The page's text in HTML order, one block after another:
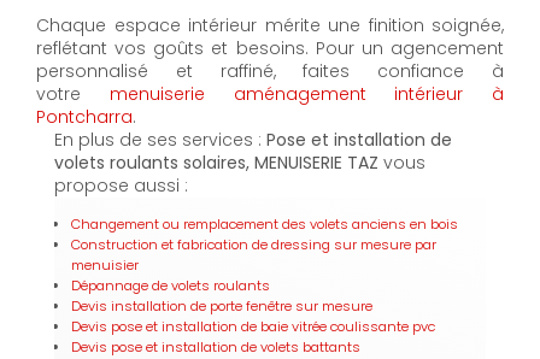
Chaque espace intérieur mérite une finition soignée,
reflétant vos goûts et besoins. Pour un agencement
personnalisé et raffiné, faites confiance à
votre menuiserie aménagement intérieur à
Pontcharra.
En plus de ses services : Pose et installation de
volets roulants solaires, MENUISERIE TAZ vous
propose aussi :
Changement ou remplacement des volets anciens en bois
Construction et fabrication de dressing sur mesure par
menuisier
Dépannage de volets roulants
Devis installation de porte fenêtre sur mesure
Devis pose et installation de baie vitrée coulissante pvc
Devis pose et installation de volets battants